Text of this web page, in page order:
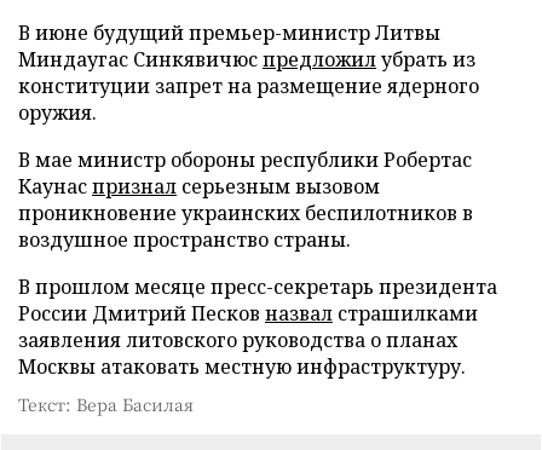
В июне будущий премьер-министр Литвы
Миндаугас Синкявичюспредложилубрать из
конституции запрет на размещение ядерного
оружия.
В мае министр обороны республики Робертас
Каунаспризнал серьезным вызовом
проникновение украинских беспилотников в
воздушное пространство страны.
В прошлом месяце пресс-секретарь президента
России Дмитрий Песков назвал страшилками
заявления литовского руководства о планах
Москвы атаковать местную инфраструктуру.
Текст: Вера Басилая